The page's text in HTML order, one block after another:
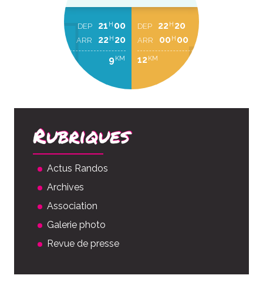
DEP 21 H 00
ARR 22H 20
9KM
DEP 22H 20
ARR 00H 00
12KM
Rubriques
Actus Randos
Archives
Association
Galerie photo
Revue de presse